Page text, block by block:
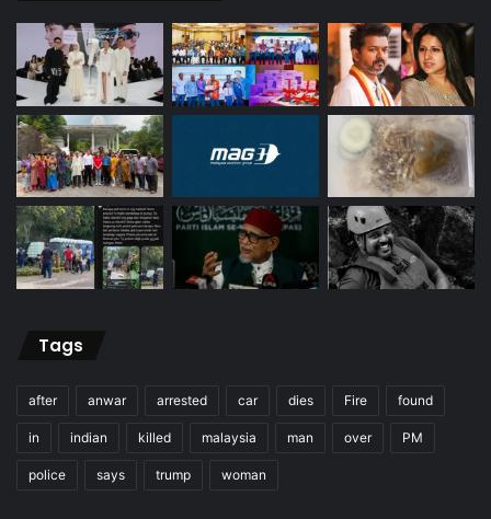
Tags
after anwar arrested car dies Fire found
in indian killed malaysia man over PM
police says trump woman